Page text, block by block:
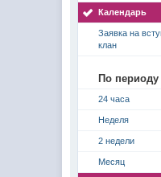
Календарь
Заявка на
клан
По
24 часа
Неделя
2 недели
Месяц